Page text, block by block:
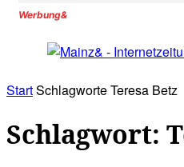
Werbung&
StartSchlagworteTeresa Betz
Schlagwort: